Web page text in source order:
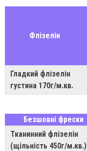
Флізелін
Гладкий флізелін
густина 170г/м.кв.
Безшовні фрески
Тканинний флізелін
(щільність 450г/м.кв.)